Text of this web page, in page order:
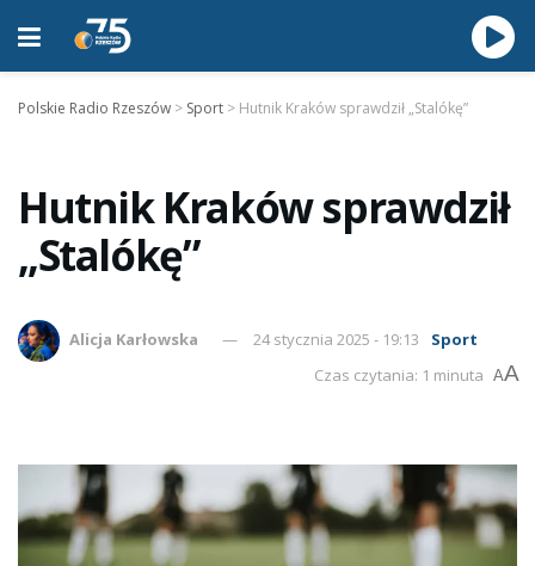
Polskie Radio Rzeszów > Sport > Hutnik Kraków sprawdził „Stalókę”
Hutnik Kraków sprawdził
„Stalókę”
Alicja Karłowska 24 stycznia 2025 - 19:13
Sport
Czas czytania: 1 minuta AA